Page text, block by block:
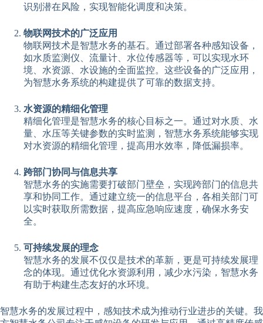
识别潜在风险，实现智能化调度和决策。
物联网技术的广泛应用
物联网技术是智慧水务的基石。通过部署各种感知设备，
如水质监测仪、流量计、水位传感器等，可以实现水环
境、水资源、水设施的全面监控。这些设备的广泛应用，
为智慧水务系统的构建提供了可靠的数据支持。
水资源的精细化管理
精细化管理是智慧水务的核心目标之一。通过对水质、水
量、水压等关键参数的实时监测，智慧水务系统能够实现
对水资源的精细化管理，提高用水效率，降低漏损率。
跨部门协同与信息共享
智慧水务的实施需要打破部门壁垒，实现跨部门的信息共
享和协同工作。通过建立统一的信息平台，各相关部门可
以实时获取所需数据，提高应急响应速度，确保水务安
全。
可持续发展的理念
智慧水务的发展不仅仅是技术的革新，更是可持续发展理
念的体现。通过优化水资源利用，减少水污染，智慧水务
有助于构建生态友好的水环境。
智慧水务的发展过程中，感知技术成为推动行业进步的关键。我